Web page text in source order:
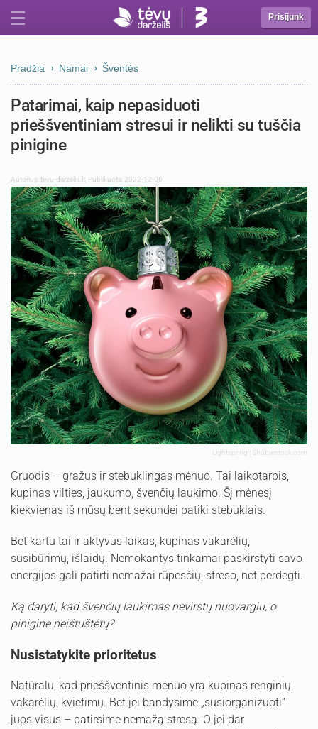
Prisijunk
Pradžia Namai Šventės
Patarimai, kaip nepasiduoti
prieššventiniam stresui ir nelikti su tuščia
pinigine
Autorius:tevu-darzelis.lt Publikuota: 2022-12-06
Lightspring | Shutterstock.com
Gruodis – gražus ir stebuklingas mėnuo. Tai laikotarpis,
kupinas vilties, jaukumo, švenčių laukimo. Šį mėnesį
kiekvienas iš mūsų bent sekundei patiki stebuklais.
Bet kartu tai ir aktyvus laikas, kupinas vakarėlių,
susibūrimų, išlaidų. Nemokantys tinkamai paskirstyti savo
energijos gali patirti nemažai rūpesčių, streso, net perdegti.
Ką daryti, kad švenčių laukimas nevirstų nuovargiu, o
piniginė neištuštėtų?
Nusistatykite prioritetus
Natūralu, kad prieššventinis mėnuo yra kupinas renginių,
vakarėlių, kvietimų. Bet jei bandysime „susiorganizuoti“
juos visus – patirsime nemažą stresą. O jei dar